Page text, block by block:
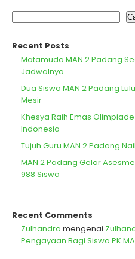
Recent Posts
Matamuda MAN 2 Padang
Jadwalnya
Dua Siswa MAN 2 Padang
Mesir
Khesya Raih Emas
Indonesia
Tujuh Guru MAN 2 Padang
MAN 2 Padang Gelar
988 Siswa
Recent Comments
Zulhandra mengenai
Pengayaan Bagi Siswa PK